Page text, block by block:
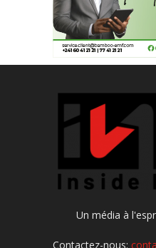
Un média à
Contactez-nous: